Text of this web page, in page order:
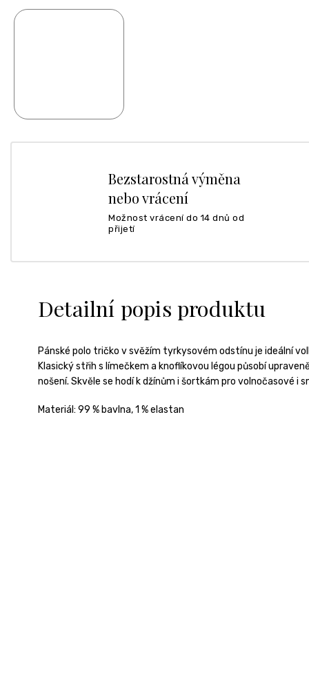
Bezstarostná výměna
nebo vrácení
Možnost vrácení do 14 dnů od
přijetí
Detailní popis produktu
Pánské polo tričko v svěžím tyrkysovém odstínu je ideální
Klasický střih s límečkem a knoflíkovou légou působí
nošení. Skvěle se hodí k džínům i šortkám pro volnočasové i
Materiál: 99 % bavlna, 1 % elastan